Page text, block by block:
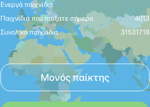
Ενεργά παιχνίδια
Παιχνίδια που παίξατε σήμερα
4013
Συνολικά παιχνίδια
31531718
Μονός παίκτης